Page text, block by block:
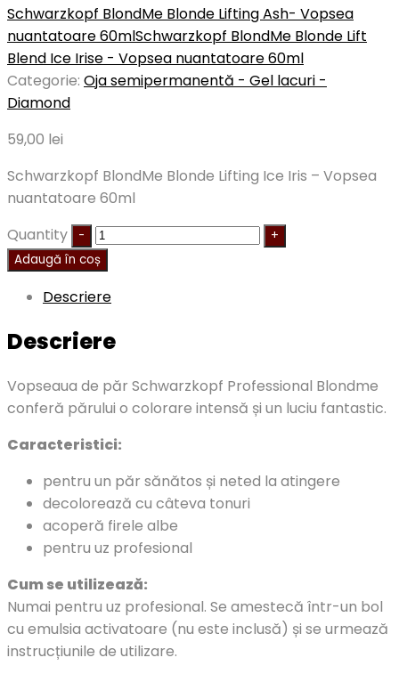
Schwarzkopf BlondMe Blonde Lifting Ash- Vopsea
nuantatoare 60mlSchwarzkopf BlondMe Blonde Lift
Blend Ice Irise - Vopsea nuantatoare 60ml
Categorie: Oja semipermanentă - Gel lacuri -
Diamond
59,00 lei
Schwarzkopf BlondMe Blonde Lifting Ice Iris – Vopsea
nuantatoare 60ml
Quantity
Adaugă în coș
Descriere
Descriere
Vopseaua de păr Schwarzkopf Professional Blondme
conferă părului o colorare intensă și un luciu fantastic.
Caracteristici:
pentru un păr sănătos și neted la atingere
decolorează cu câteva tonuri
acoperă firele albe
pentru uz profesional
Cum se utilizează:
Numai pentru uz profesional. Se amestecă într-un bol
cu emulsia activatoare (nu este inclusă) și se urmează
instrucțiunile de utilizare.